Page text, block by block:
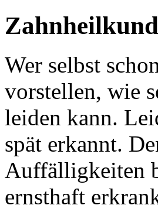
Wer selbst
vorstellen, wie
leiden kann.
spät erkannt.
Auffälligkeiten
ernsthaft